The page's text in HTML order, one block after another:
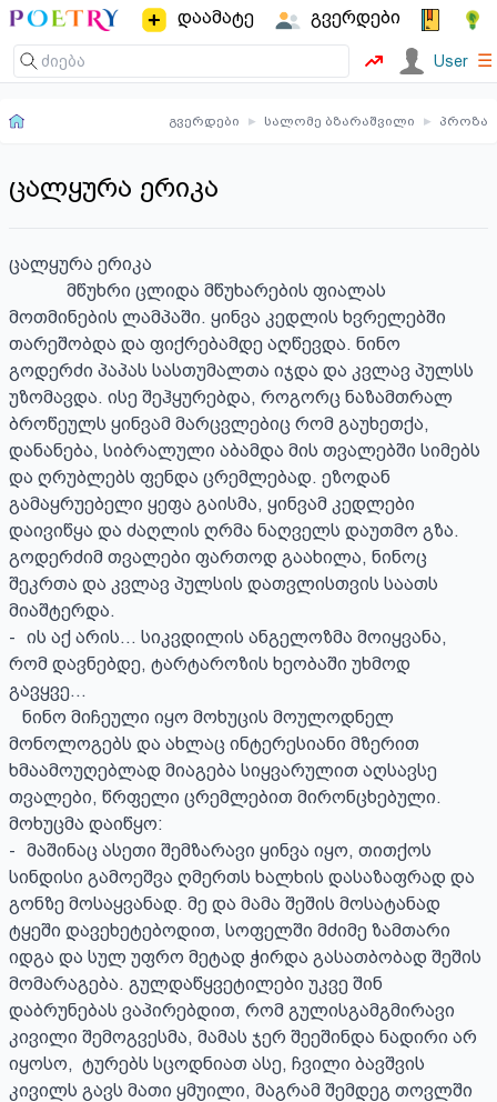
დაამატე გვერდები
User ☰
გვერდები ▸ სალომე ბზარაშვილი ▸ პროზა
ცალყურა ერიკა
ცალყურა ერიკა
მოთმინების ლამპაში. ყინვა კედლის ხვრელებში
თარეშობდა და ფიქრებამდე აღწევდა. ნინო
გოდერძი პაპას სასთუმალთა იჯდა და კვლავ პულსს
უზომავდა. ისე შეჰყურებდა, როგორც ნაზამთრალ
ბროწეულს ყინვამ მარცვლებიც რომ გაუხეთქა,
დანანება, სიბრალული აბამდა მის თვალებში სიმებს
და ღრუბლებს ფენდა ცრემლებად. ეზოდან
გამაყრუებელი ყეფა გაისმა, ყინვამ კედლები
დაივიწყა და ძაღლის ღრმა ნაღველს დაუთმო გზა.
გოდერძიმ თვალები ფართოდ გაახილა, ნინოც
შეკრთა და კვლავ პულსის დათვლისთვის საათს
მიაშტერდა.
-	ის აქ არის... სიკვდილის ანგელოზმა მოიყვანა,
რომ დავნებდე, ტარტაროზის ხეობაში უხმოდ
გავყვე...
მონოლოგებს და ახლაც ინტერესიანი მზერით
ხმაამოუღებლად მიაგება სიყვარულით აღსავსე
თვალები, წრფელი ცრემლებით მირონცხებული.
მოხუცმა დაიწყო:
-	მაშინაც ასეთი შემზარავი ყინვა იყო, თითქოს
სინდისი გამოეშვა ღმერთს ხალხის დასაზაფრად და
გონზე მოსაყვანად. მე და მამა შეშის მოსატანად
ტყეში დავეხეტებოდით, სოფელში მძიმე ზამთარი
იდგა და სულ უფრო მეტად ჭირდა გასათბობად შეშის
მომარაგება. გულდაწყვეტილები უკვე შინ
დაბრუნებას ვაპირებდით, რომ გულისგამგმირავი
კივილი შემოგვესმა, მამას ჯერ შეეშინდა ნადირი არ
იყოსო,  ტურებს სცოდნიათ ასე, ჩვილი ბავშვის
კივილს გავს მათი ყმუილი, მაგრამ შემდეგ თოვლში